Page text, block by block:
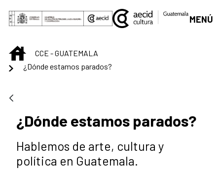
Saltar al contenido principal
MENÚ
INICIOCCE - GUATEMALA
¿Dónde estamos parados?
¿Dónde estamos parados?
Hablemos de arte, cultura y
política en Guatemala.